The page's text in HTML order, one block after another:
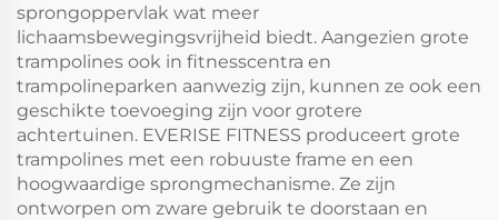
sprongoppervlak wat meer
lichaamsbewegingsvrijheid biedt. Aangezien grote
trampolines ook in fitnesscentra en
trampolineparken aanwezig zijn, kunnen ze ook een
geschikte toevoeging zijn voor grotere
achtertuinen. EVERISE FITNESS produceert grote
trampolines met een robuuste frame en een
hoogwaardige sprongmechanisme. Ze zijn
ontworpen om zware gebruik te doorstaan en